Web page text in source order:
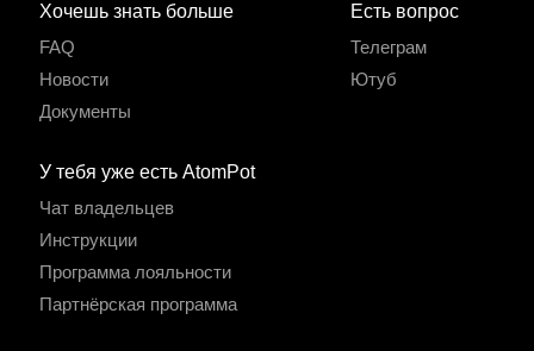
Ютуб
Есть вопрос
Телеграм
У тебя уже есть AtomPot
Чат владельцев
Инструкции
Программа лояльности
Партнёрская программа
Хочешь знать больше
Документы
FAQ
Новости